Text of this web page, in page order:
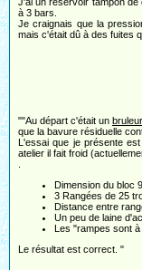
à 3 bars.
Je craignais que la
mais c'était dû à des fuites
""Au départ c'était un
que la bavure résiduelle
L'essai que je présente
atelier il fait froid
Dimension du bloc
3 Rangées de 25
Distance entre
Un peu de laine
Les "rampes sont à
Le résultat est correct. "